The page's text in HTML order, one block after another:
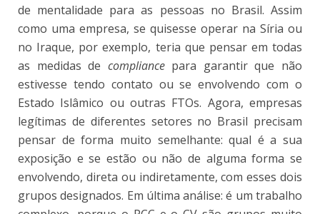
de mentalidade para as pessoas no Brasil. Assim
como uma empresa, se quisesse operar na Síria ou
no Iraque, por exemplo, teria que pensar em todas
as medidas de compliancepara garantir que não
estivesse tendo contato ou se envolvendo com o
Estado Islâmico ou outras FTOs. Agora, empresas
legítimas de diferentes setores no Brasil precisam
pensar de forma muito semelhante: qual é a sua
exposição e se estão ou não de alguma forma se
envolvendo, direta ou indiretamente, com esses dois
grupos designados. Em última análise: é um trabalho